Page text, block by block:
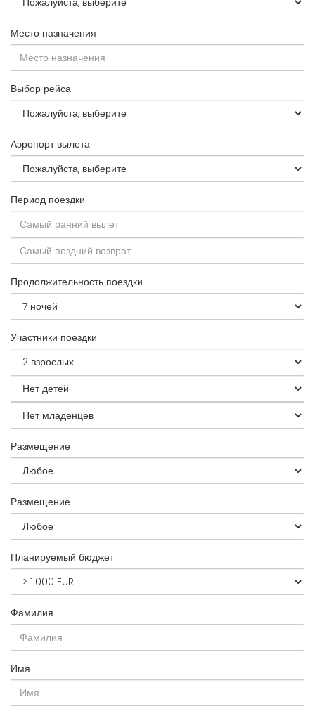
Место назначения
Выбор рейса
Аэропорт вылета
Период поездки
Продолжительность поездки
Участники поездки
Размещение
Размещение
Планируемый бюджет
Фамилия
Имя